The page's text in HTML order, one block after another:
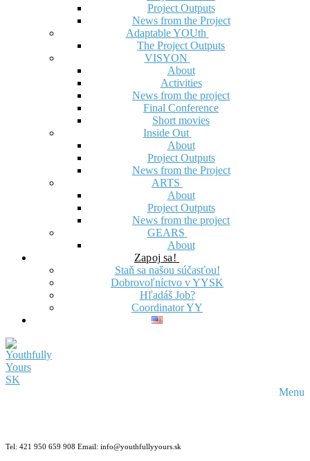
Project Outputs
News from the Project
Adaptable YOUth
The Project Outputs
VISYON
About
Activities
News from the project
Final Conference
Short movies
Inside Out
About
Project Outputs
News from the Project
ARTS
About
Project Outputs
News from the project
GEARS
About
Zapoj sa!
Staň sa našou súčasťou!
Dobrovoľníctvo v YYSK
Hľadáš Job?
Coordinator YY
Menu
Tel: 421 950 659 908 Email: info@youthfullyyours.sk